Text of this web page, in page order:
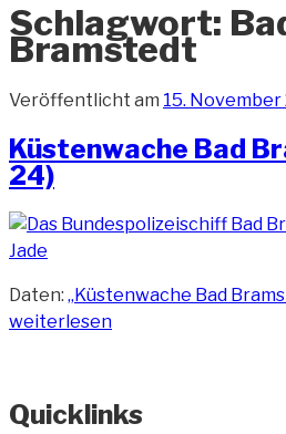
Schlagwort:
Bramstedt
Veröffentlicht am 15. November
Küstenwache Bad
24)
Daten: „Küstenwache Bad
weiterlesen
Quicklinks